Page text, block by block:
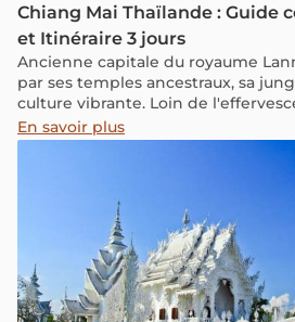
Chiang Mai Thaïlande : Guide
et Itinéraire 3 jours
Ancienne capitale du royaume
par ses temples ancestraux, sa
culture vibrante. Loin de
métropole du nord de la Thaïlande
Découvrez que faire, quand partir
En savoir plus